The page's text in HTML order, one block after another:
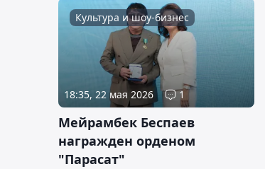
Культура и шоу-бизнес
18:35, 22 мая 2026 1
Мейрамбек Беспаев
награжден орденом
"Парасат"